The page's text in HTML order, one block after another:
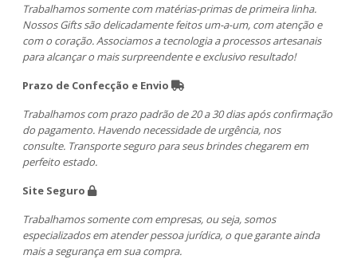
Trabalhamos somente com matérias-primas de primeira linha.
Nossos Gifts são delicadamente feitos um-a-um, com atenção e
com o coração. Associamos a tecnologia a processos artesanais
para alcançar o mais surpreendente e exclusivo resultado!
Prazo de Confecção e Envio
Trabalhamos com prazo padrão de 20 a 30 dias após confirmação
do pagamento. Havendo necessidade de urgência, nos
consulte. Transporte seguro para seus brindes chegarem em
perfeito estado.
Site Seguro
Trabalhamos somente com empresas, ou seja, somos
especializados em atender pessoa jurídica, o que garante ainda
mais a segurança em sua compra.